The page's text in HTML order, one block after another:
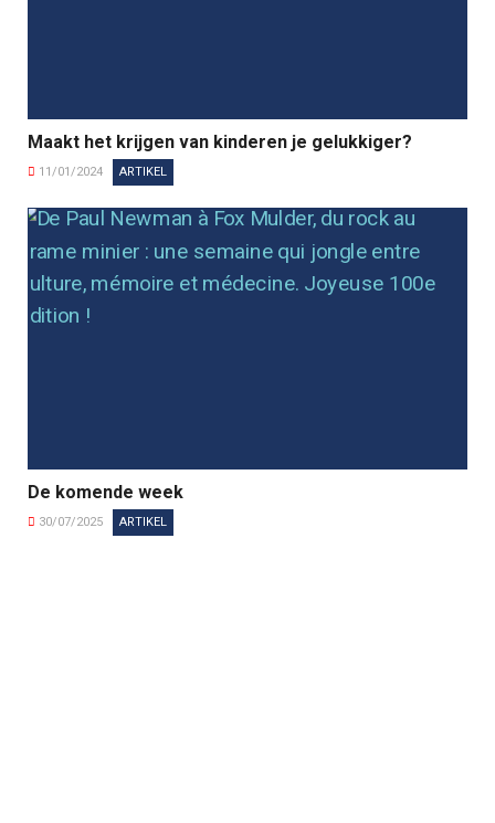
Maakt het krijgen van kinderen je gelukkiger?
11/01/2024 ARTIKEL
De komende week
30/07/2025 ARTIKEL